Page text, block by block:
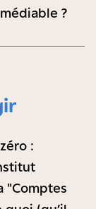
?
:
"Comptes